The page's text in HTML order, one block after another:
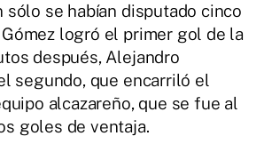
sólo se habían disputado cinco
logró el primer gol de la
después, Alejandro
segundo, que encarriló el
alcazareño, que se fue al
goles de ventaja.